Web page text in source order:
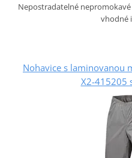
Nepostradatelné
vhodné
Nohavice s laminovanou
X2-415205